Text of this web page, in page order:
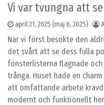
Vi var tvungna att
april 21, 2025 (maj 6, 2025)
När vi först besökte den
det svårt att se dess fulla
fönsterlisterna flagnade och
trånga. Huset hade en
att omfattande arbete
modernt och funktionellt